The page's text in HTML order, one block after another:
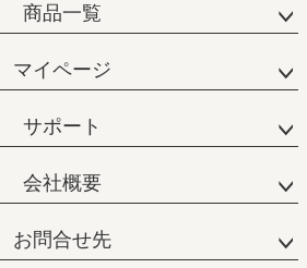
商品一覧
マイページ
サポート
会社概要
お問合せ先